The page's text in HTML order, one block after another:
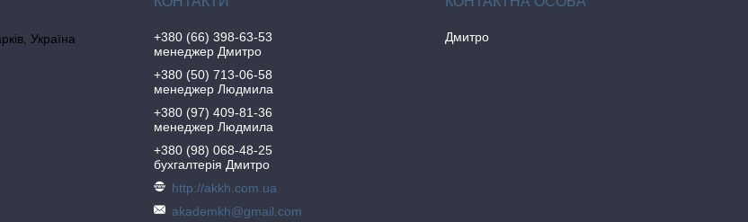
Україна
+380 (66) 398-63-53
менеджер Дмитро
+380 (50) 713-06-58
менеджер Людмила
+380 (97) 409-81-36
менеджер Людмила
+380 (98) 068-48-25
бухгалтерія Дмитро
http://akkh.com.ua
akademkh@gmail.com
Дмитро